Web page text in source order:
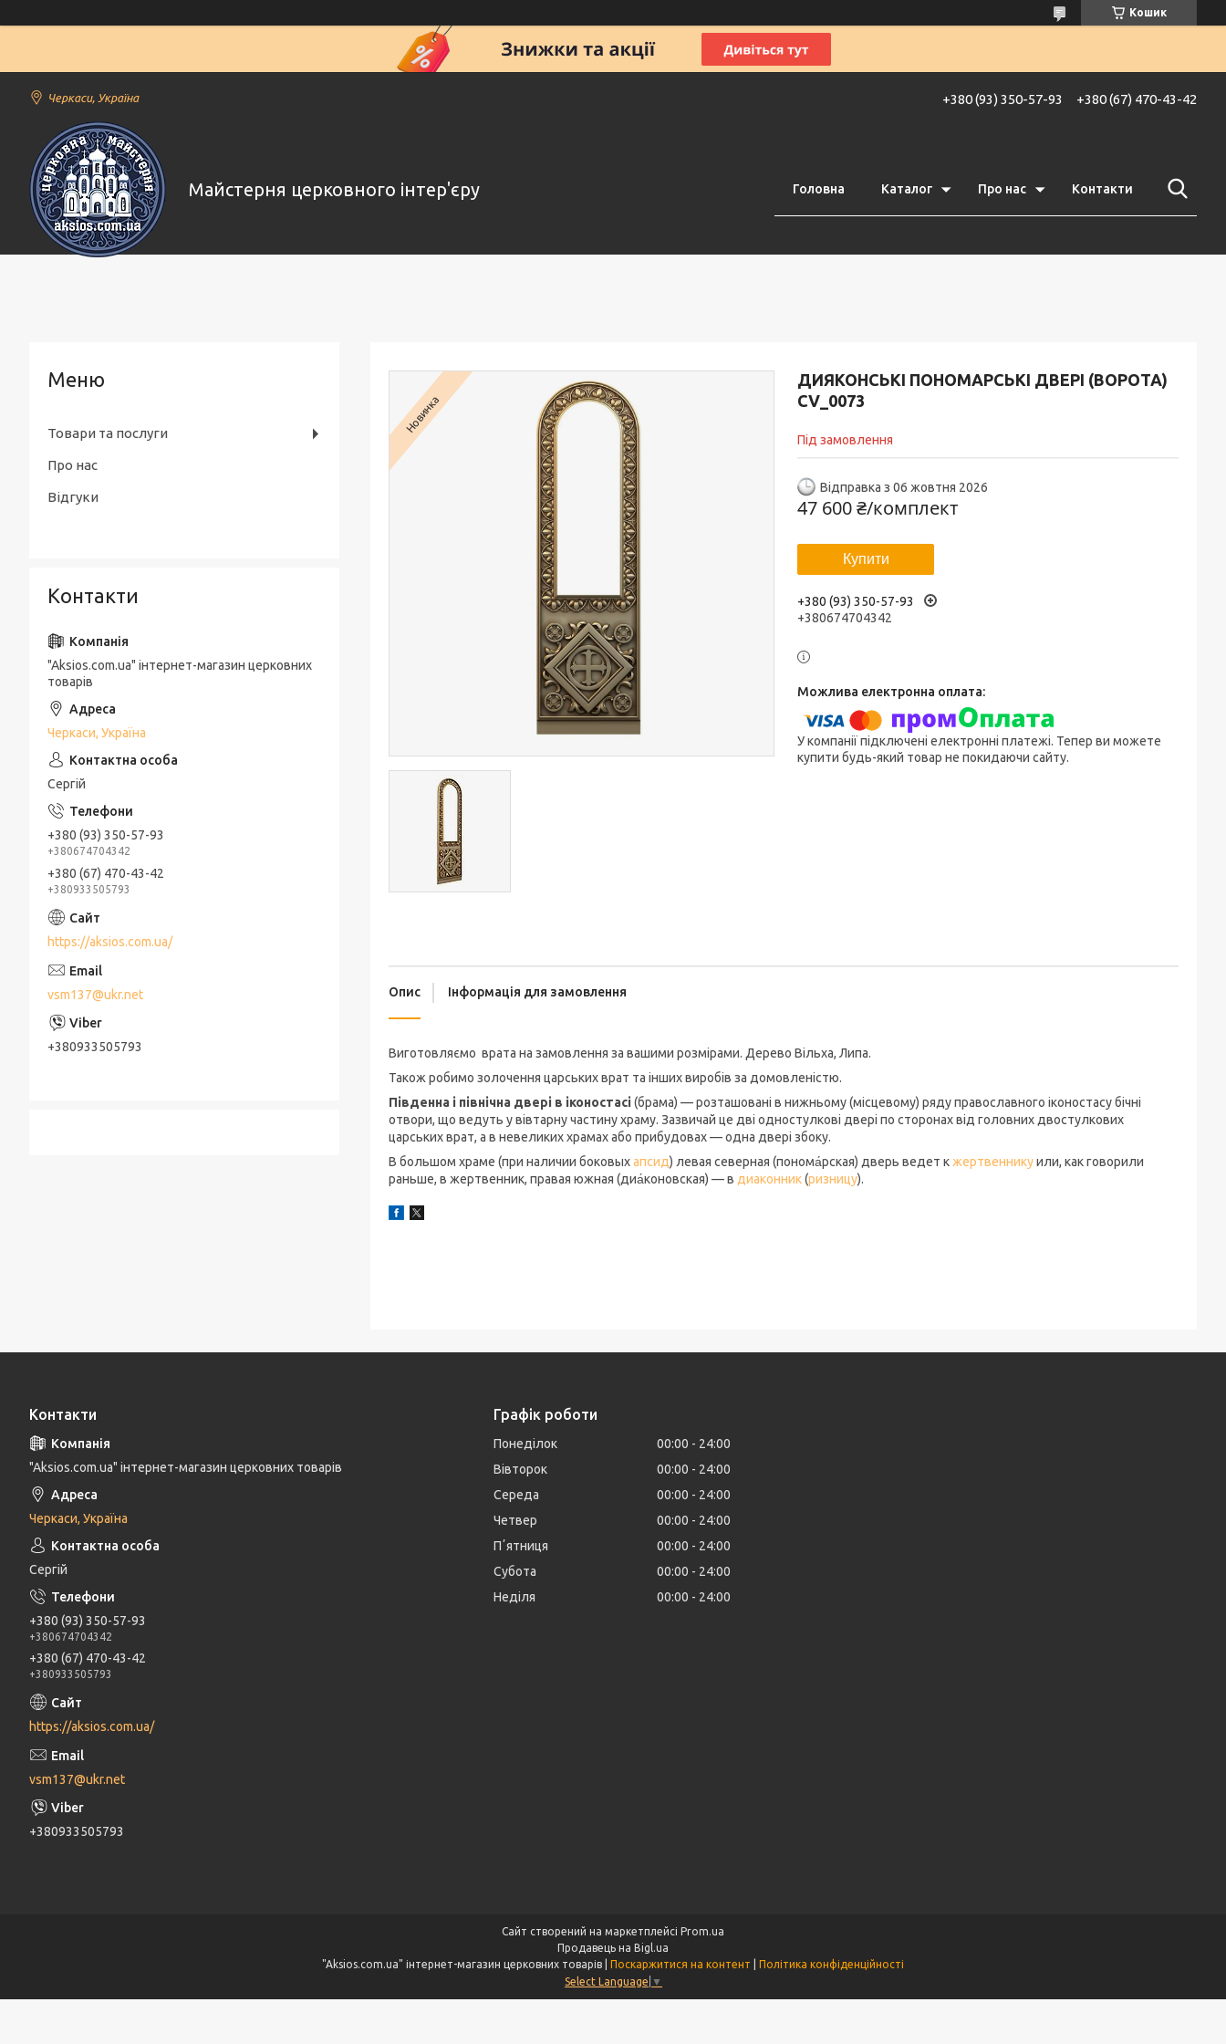
Кошик
Черкаси, Україна +380 (93) 350-57-93 +380 (67) 470-43-42
Майстерня церковного інтер'єру Головна Каталог Про нас Контакти
ДИЯКОНСЬКІ ПОНОМАРСЬКІ ДВЕРІ (ВОРОТА)
CV_0073
Під замовлення
Відправка з 06 жовтня 2026
47 600 ₴/комплект
Купити
+380 (93) 350-57-93
+380674704342
У компанії підключені електронні платежі. Тепер ви можете
купити будь-який товар не покидаючи сайту.
Новинка
Опис Інформація для замовлення
Виготовляємо врата на замовлення за вашими розмірами. Дерево Вільха, Липа.
Також робимо золочення царських врат та інших виробів за домовленістю.
Південна і північна двері в іконостасі (брама) — розташовані в нижньому (місцевому) ряду православного іконостасу бічні
отвори, що ведуть у вівтарну частину храму. Зазвичай це дві одностулкові двері по сторонах від головних двостулкових
царських врат, а в невеликих храмах або прибудовах — одна двері збоку.
В большом храме (при наличии боковыхапсид) левая северная (понома́рская) дверь ведет кжертвенникуили, как говорили
раньше, в жертвенник, правая южная (диа́коновская) — в диаконник(ризницу).
Товари та послуги
Про нас
Відгуки
Контакти
"Aksios.com.ua" інтернет-магазин церковних
товарів
Черкаси, Україна
Сергій
+380 (93) 350-57-93
+380674704342
+380 (67) 470-43-42
+380933505793
https://aksios.com.ua/
vsm137@ukr.net
+380933505793
Контакти
"Aksios.com.ua" інтернет-магазин церковних товарів
Черкаси, Україна
Сергій
+380 (93) 350-57-93
+380674704342
+380 (67) 470-43-42
+380933505793
https://aksios.com.ua/
vsm137@ukr.net
+380933505793
Графік роботи
Понеділок 00:00
24:00
Вівторок
00:00
24:00
Середа
00:00
24:00
Четвер
00:00
24:00
Пʼятниця
00:00
24:00
Субота
00:00
24:00
Неділя
00:00 24:00
Сайт створений на маркетплейсі Prom.ua
Продавець на Bigl.ua
Поскаржитися на контент
Політика конфіденційності
Select Language ▼